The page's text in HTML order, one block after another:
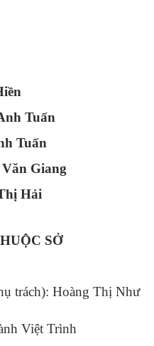
Tuấn
Tuấn
Giang
Hải
SỞ
trách): Hoàng Thị Như
Việt Trình